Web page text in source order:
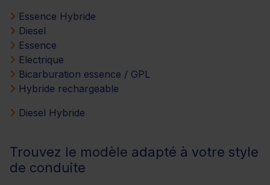
Essence Hybride
Diesel
Essence
Electrique
Bicarburation essence / GPL
Hybride rechargeable
Diesel Hybride
Trouvez le modèle adapté à votre style
de conduite